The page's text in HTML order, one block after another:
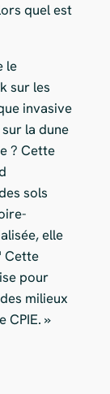
quel est
le
sur les
invasive
la dune
? Cette
sols
elle
Cette
pour
milieux
CPIE. »